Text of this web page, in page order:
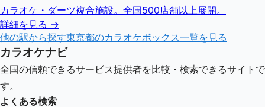
カラオケ・ダーツ複合施設。全国500店舗以上展開。
詳細を見る →
他の駅から探す東京都のカラオケボックス一覧を見る
カラオケナビ
全国の信頼できるサービス提供者を比較・検索できるサイトで
す。
よくある検索